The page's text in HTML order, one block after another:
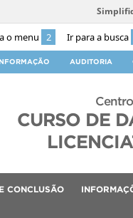
o menu 2 Ir para a busca
AUDITORIA
CURSO DE
CONCLUSÃO